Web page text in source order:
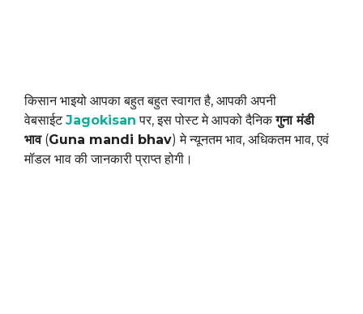
किसान भाइयो आपका बहुत बहुत स्वागत है, आपकी अपनी
वेबसाईटJagokisan पर, इस पोस्ट मे आपको दैनिकगुना मंडी
भाव(Guna mandi bhav) मे न्यूनतम भाव, अधिकतम भाव, एवं
मॉडल भाव की जानकारी प्राप्त होगी।